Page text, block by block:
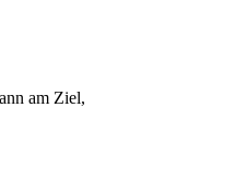
am Ziel,